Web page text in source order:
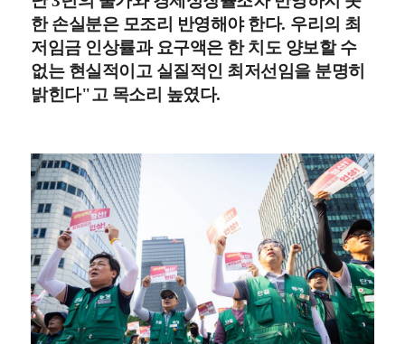
한 손실분은 모조리 반영해야 한다. 우리의 최
저임금 인상률과 요구액은 한 치도 양보할 수
없는 현실적이고 실질적인 최저선임을 분명히
밝힌다"고 목소리 높였다.